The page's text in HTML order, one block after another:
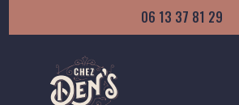
06 13 37 81 29